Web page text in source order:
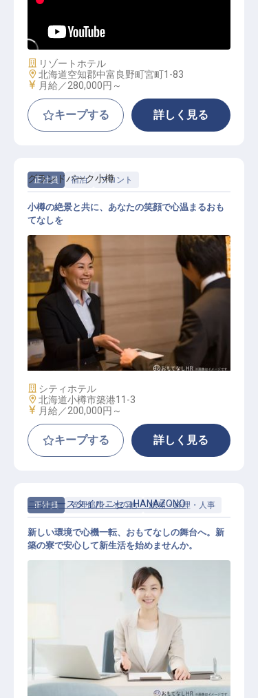
役にしたオーベルジュの厨房
施設業態
リゾートホテル
勤務地
北海道空知郡中富良野町宮町1-83
給与
月給／280,000円～
キープする 詳しく見る
正社員 宿泊 フロント
フロントスタッフ
グランドパーク小樽
小樽の絶景と共に、あなたの笑顔で心温まるおも
てなしを
施設業態
シティホテル
勤務地
北海道小樽市築港11-3
給与
月給／200,000円～
キープする 詳しく見る
正社員 管理部門・その他 総務・経理・人事
総務スタッフ（一般職）
ニッコースタイルニセコHANAZONO
新しい環境で心機一転、おもてなしの舞台へ。新
築の寮で安心して新生活を始めませんか。